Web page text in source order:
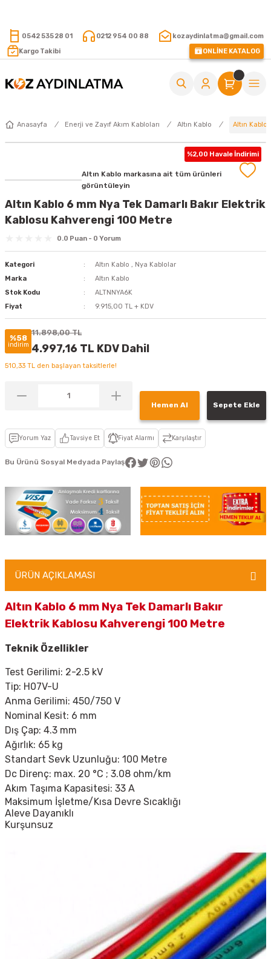
0542 535 28 01 0212 954 00 88
kozaydinlatma@gmail.com
Kargo Takibi
ONLİNE KATALOG
Anasayfa Enerji ve Zayıf Akım Kabloları Altın Kablo Altın Kablo
%2,00 Havale İndirimi
Altın Kablo markasına ait tüm ürünleri
görüntüleyin
Altın Kablo 6 mm Nya Tek Damarlı Bakır Elektrik
Kablosu Kahverengi 100 Metre
0.0 Puan - 0 Yorum
Kategori Altın Kablo , Nya Kablolar
Marka
Altın Kablo
Stok Kodu
ALTNNYA6K
Fiyat
9.915,00 TL + KDV
%58
indirim
11.898,00 TL
4.997,16 TL KDV Dahil
510,33 TL den başlayan taksitlerle!
Hemen Al Sepete Ekle
Yorum Yaz Tavsiye Et Fiyat Alarmı Karşılaştır
Bu Ürünü Sosyal Medyada Paylaş
ÜRÜN AÇIKLAMASI
Altın Kablo 6 mm Nya Tek Damarlı Bakır
Elektrik Kablosu Kahverengi 100 Metre
Teknik Özellikler
Test Gerilimi: 2-2.5 kV
Tip: H07V-U
Anma Gerilimi: 450/750 V
Nominal Kesit: 6 mm
Dış Çap: 4.3 mm
Ağırlık: 65 kg
Standart Sevk Uzunluğu: 100 Metre
Dc Direnç: max. 20 °C ; 3.08 ohm/km
Akım Taşıma Kapasitesi: 33 A
Maksimum İşletme/Kısa Devre Sıcaklığı
Aleve Dayanıklı
Kurşunsuz